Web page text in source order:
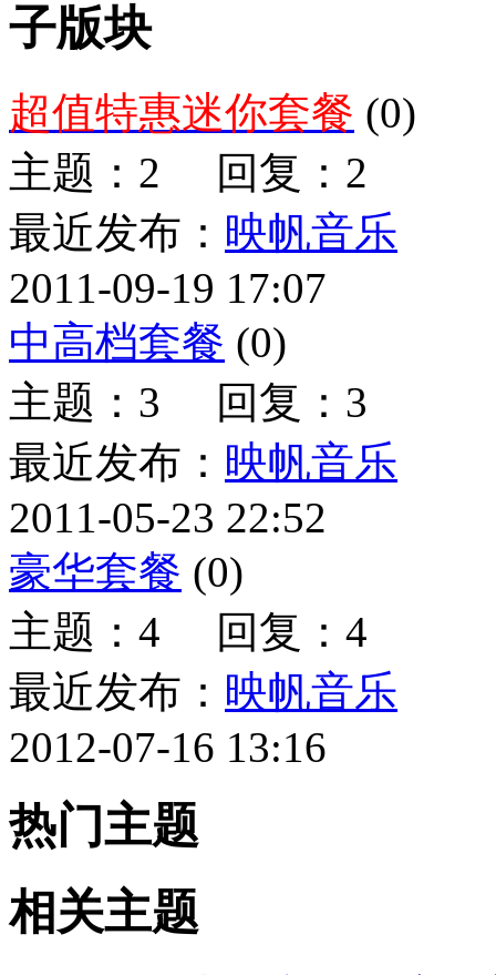
子版块
超值特惠迷你套餐 (0)
主题：2 回复：2
最近发布： 映帆音乐
2011-09-19 17:07
中高档套餐 (0)
主题：3 回复：3
最近发布： 映帆音乐
2011-05-23 22:52
豪华套餐 (0)
主题：4 回复：4
最近发布： 映帆音乐
2012-07-16 13:16
热门主题
相关主题